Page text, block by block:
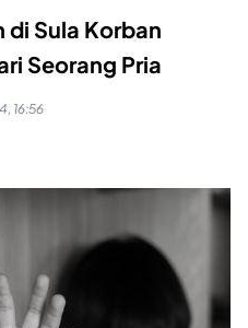
di Sula Korban
Seorang Pria
16:56